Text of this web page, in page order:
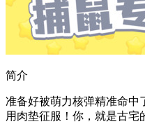
简介
准备好被​​萌力核弹​​精准命
用​​肉垫征服！​​ ​​你，就是古